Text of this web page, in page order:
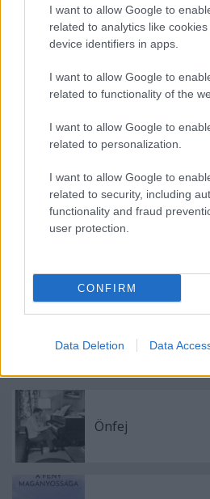
I want to allow Google to
related to analytics like
device identifiers in apps.
I want to allow Google to
related to functionality of the
I want to allow Google to
related to personalization.
I want to allow Google to
related to security, including
functionality and fraud
user protection.
CONFIRM
Data Deletion Data
Ajánlott bejegyzések:
Szörnyű métely
Önfej